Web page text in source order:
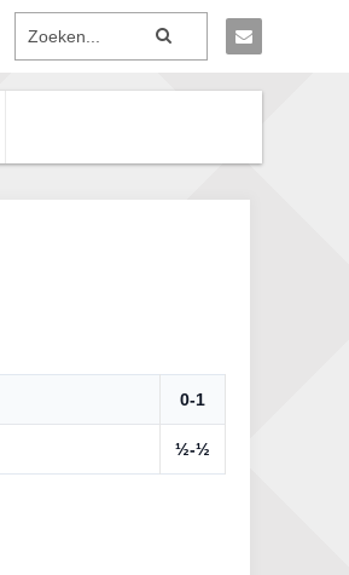
0-1
½-½